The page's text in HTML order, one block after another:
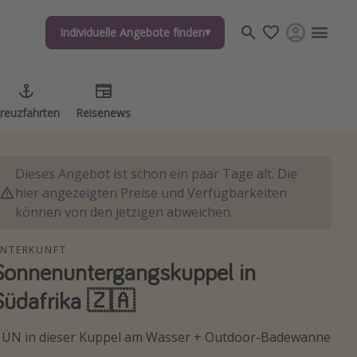
Individuelle Angebote finden
Reisenews
Individuelle Angebote finden
Reisenews
Dieses Angebot ist schon ein paar Tage alt. Die
hier angezeigten Preise und Verfügbarkeiten
können von den jetzigen abweichen.
in
🇿🇦
ÜN in dieser Kuppel am Wasser + Outdoor-Badewanne